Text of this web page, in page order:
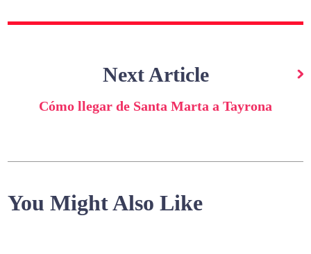
Next Article
Cómo llegar de Santa Marta a Tayrona
You Might Also Like